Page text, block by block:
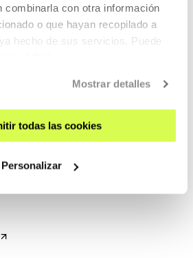
combinarla con otra información
o que hayan recopilado a
hecho de sus servicios. Puede
Mostrar detalles
todas las cookies
Personalizar